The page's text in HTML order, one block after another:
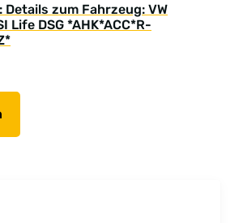
Details zum Fahrzeug: VW
Life DSG *AHK*ACC*R-